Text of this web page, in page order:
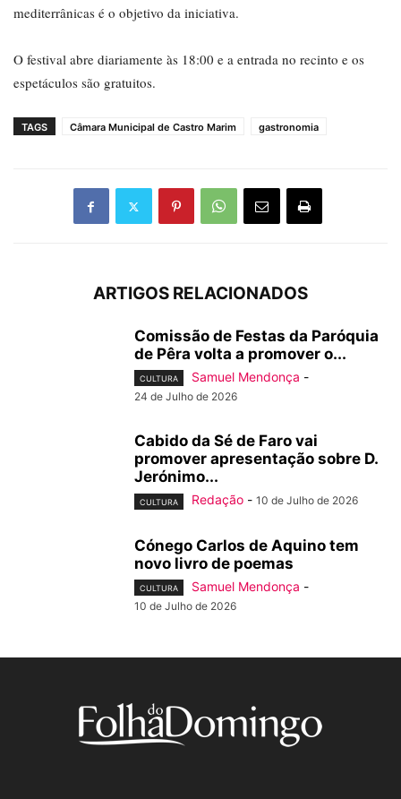
mediterrânicas é o objetivo da iniciativa.
O festival abre diariamente às 18:00 e a entrada no recinto e os
espetáculos são gratuitos.
TAGS Câmara Municipal de Castro Marim gastronomia
ARTIGOS RELACIONADOS
Comissão de Festas da Paróquia
de Pêra volta a promover o...
CULTURA Samuel Mendonça -
24 de Julho de 2026
Cabido da Sé de Faro vai
promover apresentação sobre D.
Jerónimo...
CULTURA Redação - 10 de Julho de 2026
Cónego Carlos de Aquino tem
novo livro de poemas
CULTURA Samuel Mendonça -
10 de Julho de 2026